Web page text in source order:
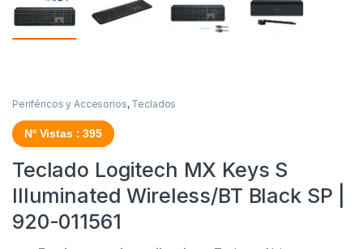
Periféricos y Accesorios, Teclados
Nº Vistas : 395
Teclado Logitech MX Keys S
Illuminated Wireless/BT Black SP |
920-011561